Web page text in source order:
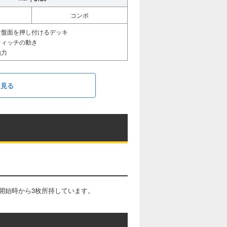
コンボ
面を押し付けるデッキ
ッチの動き
る
時から3枚所持しています。